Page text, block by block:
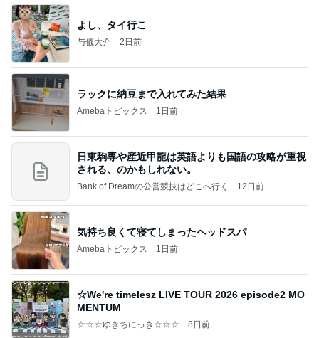
よし、タイ行こ
与儀大介 2日前
ラックに納豆まで入れてみた結果
Amebaトピックス 1日前
日東駒専や産近甲龍は英語よりも国語の攻略が重視
される、のかもしれない。
Bank of Dreamの公営競技はどこへ行く 12日前
気持ち良くて寝てしまったヘッドスパ
Amebaトピックス 1日前
☆We're timelesz LIVE TOUR 2026 episode2 MO
MENTUM
☆☆☆ゆきちにっき☆☆☆ 8日前